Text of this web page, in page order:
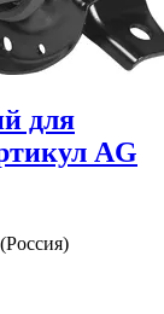
для
AG